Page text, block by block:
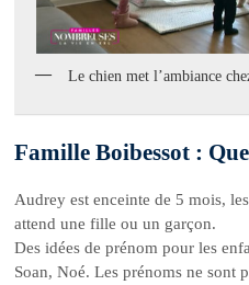
Le chien met l’ambiance
Famille Boibessot :
Audrey est enceinte de 5 mois,
attend une fille ou un garçon.
Des idées de prénom pour les
Soan, Noé. Les prénoms ne sont